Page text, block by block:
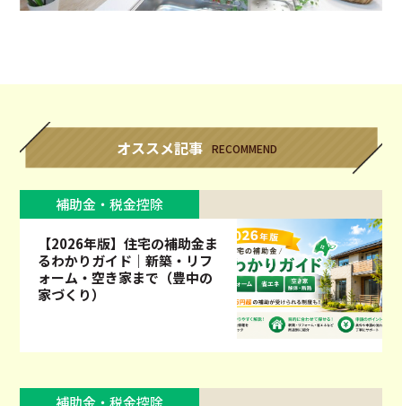
オススメ記事 RECOMMEND
補助金・税金控除
【2026年版】住宅の補助金ま
るわかりガイド｜新築・リフ
ォーム・空き家まで（豊中の
家づくり）
補助金・税金控除